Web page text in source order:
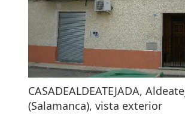
CASADEALDEATEJADA,
(Salamanca), vista exterior